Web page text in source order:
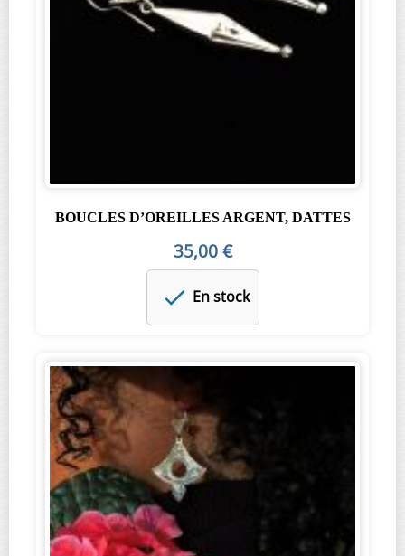
BOUCLES D’OREILLES ARGENT, DATTES
35,00 €
En stock